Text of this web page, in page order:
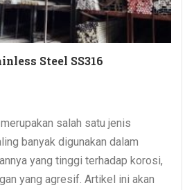
Steel SS316
salah satu jenis
banyak digunakan dalam
yang tinggi terhadap korosi,
yang agresif. Artikel ini akan